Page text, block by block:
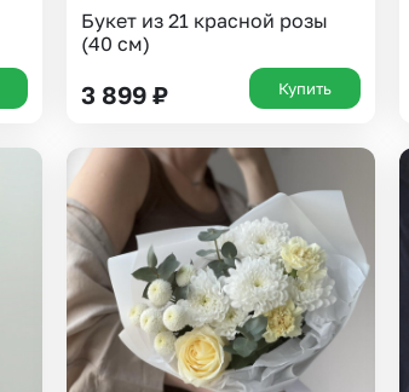
Выберите город
Букет из 21 красной розы
(40 см)
3 899 ₽ Купить